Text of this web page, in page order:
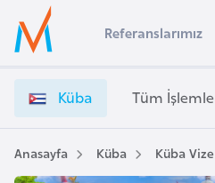
Ülke Seçimi
Başvuru yapmak istediğiniz ülkeyi seçin
Üye
Girişi
ü
a
V
z
Referanslarımız
Küba Tüm
Anasayfa Küba Küba
s
t
r
a